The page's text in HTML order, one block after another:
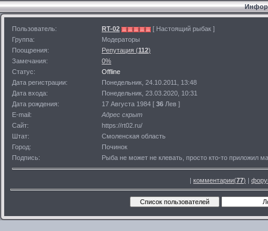
Пользователь: RT-02
[ Настоящий рыбак ]
Группа:
Модераторы
Поощрения:
Репутация (112)
Замечания:
0%
Статус:
Offline
Дата регистрации:
Понедельник, 24.10.2011, 13:48
Дата входа:
Понедельник, 23.03.2020, 10:31
Дата рождения:
17 Августа 1984 [ 36 Лев ]
E-mail:
Адрес скрыт
Сайт:
https://rt02.ru/
Штат:
Смоленская область
Город:
Починок
Подпись:
Рыба не может не клевать, просто кто-то приложил
| комментарии(77) |